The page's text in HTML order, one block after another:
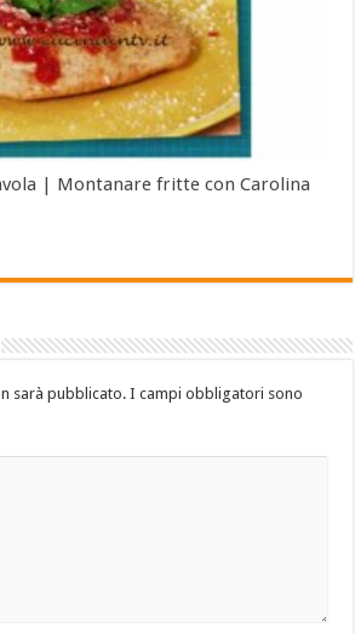
| Montanare fritte con Carolina
sarà pubblicato. I campi obbligatori sono